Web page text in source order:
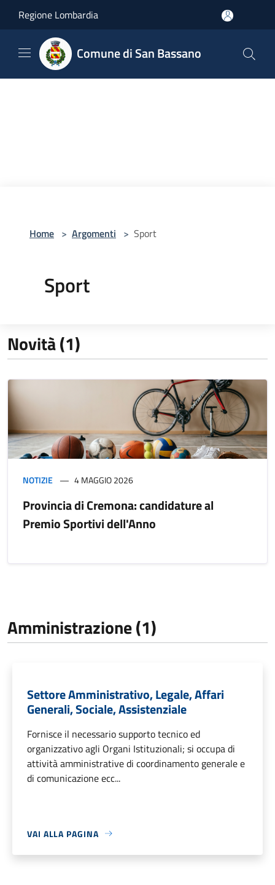
Regione Lombardia
Comune di San Bassano
Home > Argomenti > Sport
Sport
Novità (1)
NOTIZIE 4 MAGGIO 2026
Provincia di Cremona: candidature al
Premio Sportivi dell'Anno
Amministrazione (1)
Settore Amministrativo, Legale, Affari
Generali, Sociale, Assistenziale
Fornisce il necessario supporto tecnico ed
organizzativo agli Organi Istituzionali; si occupa di
attività amministrative di coordinamento generale e
di comunicazione ecc...
VAI ALLA PAGINA